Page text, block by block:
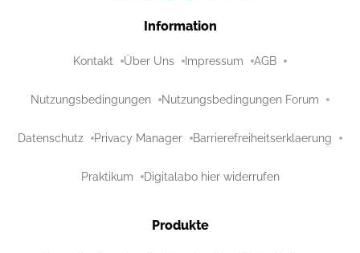
Information
Kontakt Über Uns Impressum AGB
Nutzungsbedingungen Nutzungsbedingungen Forum
Datenschutz Privacy Manager Barrierefreiheitserklaerung
Praktikum Digitalabo hier widerrufen
Produkte